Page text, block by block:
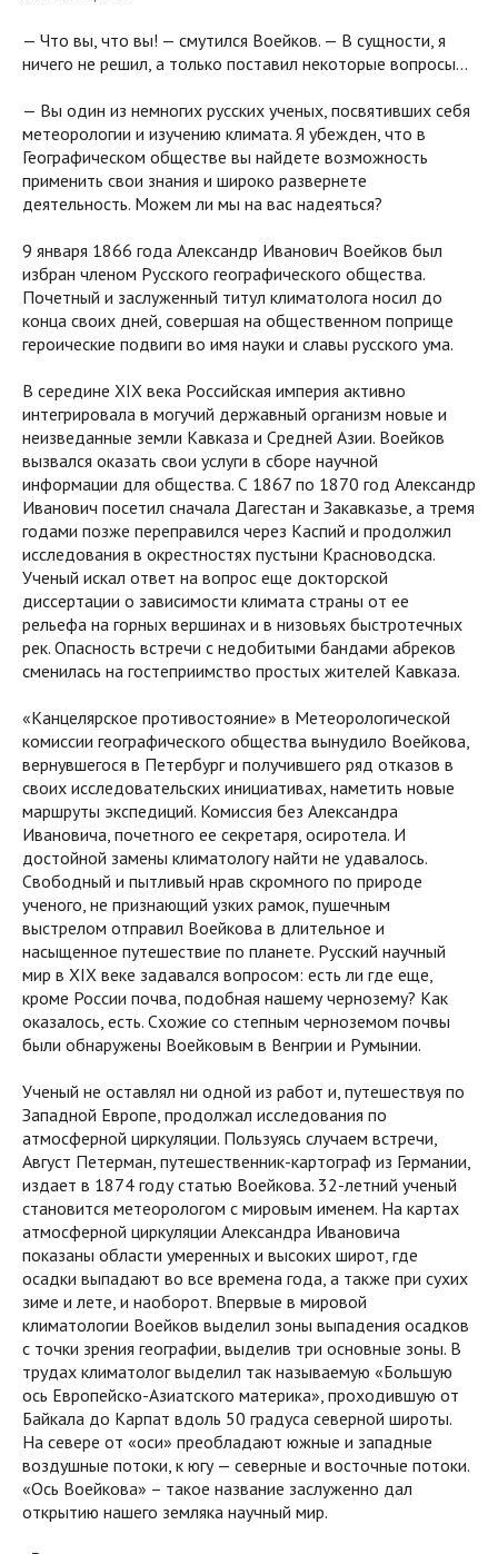
— Что вы, что вы! — смутился Воейков. — В сущности, я
ничего не решил, а только поставил некоторые вопросы…
— Вы один из немногих русских ученых, посвятивших себя
метеорологии и изучению климата. Я убежден, что в
Географическом обществе вы найдете возможность
применить свои знания и широко развернете
деятельность. Можем ли мы на вас надеяться?
9 января 1866 года Александр Иванович Воейков был
избран членом Русского географического общества.
Почетный и заслуженный титул климатолога носил до
конца своих дней, совершая на общественном поприще
героические подвиги во имя науки и славы русского ума.
В середине XIX века Российская империя активно
интегрировала в могучий державный организм новые и
неизведанные земли Кавказа и Средней Азии. Воейков
вызвался оказать свои услуги в сборе научной
информации для общества. С 1867 по 1870 год Александр
Иванович посетил сначала Дагестан и Закавказье, а тремя
годами позже переправился через Каспий и продолжил
исследования в окрестностях пустыни Красноводска.
Ученый искал ответ на вопрос еще докторской
диссертации о зависимости климата страны от ее
рельефа на горных вершинах и в низовьях быстротечных
рек. Опасность встречи с недобитыми бандами абреков
сменилась на гостеприимство простых жителей Кавказа.
«Канцелярское противостояние» в Метеорологической
комиссии географического общества вынудило Воейкова,
вернувшегося в Петербург и получившего ряд отказов в
своих исследовательских инициативах, наметить новые
маршруты экспедиций. Комиссия без Александра
Ивановича, почетного ее секретаря, осиротела. И
достойной замены климатологу найти не удавалось.
Свободный и пытливый нрав скромного по природе
ученого, не признающий узких рамок, пушечным
выстрелом отправил Воейкова в длительное и
насыщенное путешествие по планете. Русский научный
мир в XIX веке задавался вопросом: есть ли где еще,
кроме России почва, подобная нашему чернозему? Как
оказалось, есть. Схожие со степным черноземом почвы
были обнаружены Воейковым в Венгрии и Румынии.
Ученый не оставлял ни одной из работ и, путешествуя по
Западной Европе, продолжал исследования по
атмосферной циркуляции. Пользуясь случаем встречи,
Август Петерман, путешественник-картограф из Германии,
издает в 1874 году статью Воейкова. 32-летний ученый
становится метеорологом с мировым именем. На картах
атмосферной циркуляции Александра Ивановича
показаны области умеренных и высоких широт, где
осадки выпадают во все времена года, а также при сухих
зиме и лете, и наоборот. Впервые в мировой
климатологии Воейков выделил зоны выпадения осадков
с точки зрения географии, выделив три основные зоны. В
трудах климатолог выделил так называемую «Большую
ось Европейско-Азиатского материка», проходившую от
Байкала до Карпат вдоль 50 градуса северной широты.
На севере от «оси» преобладают южные и западные
воздушные потоки, к югу — северные и восточные потоки.
«Ось Воейкова» – такое название заслуженно дал
открытию нашего земляка научный мир.